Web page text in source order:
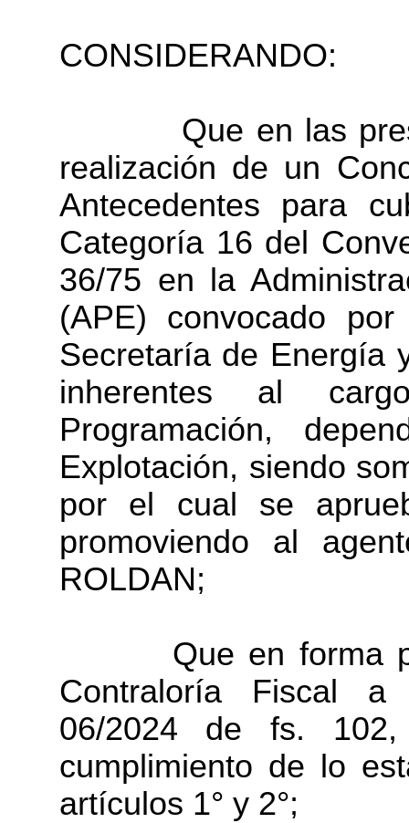
CONSIDERANDO:
Que en las
realización de un
Antecedentes para
Categoría 16 del
36/75 en la
(APE) convocado
Secretaría de Energía
inherentes al
Programación,
Explotación, siendo
por el cual se
promoviendo al
ROLDAN;
Que en forma
Contraloría Fiscal
06/2024 de fs.
cumplimiento de lo
artículos 1° y 2°;